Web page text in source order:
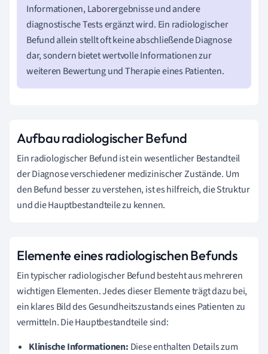
Informationen, Laborergebnisse und andere
diagnostische Tests ergänzt wird. Ein radiologischer
Befund allein stellt oft keine abschließende Diagnose
dar, sondern bietet wertvolle Informationen zur
weiteren Bewertung und Therapie eines Patienten.
Aufbau radiologischer Befund
Ein radiologischer Befund ist ein wesentlicher Bestandteil
der Diagnose verschiedener medizinischer Zustände. Um
den Befund besser zu verstehen, ist es hilfreich, die Struktur
und die Hauptbestandteile zu kennen.
Elemente eines radiologischen Befunds
Ein typischer radiologischer Befund besteht aus mehreren
wichtigen Elementen. Jedes dieser Elemente trägt dazu bei,
ein klares Bild des Gesundheitszustands eines Patienten zu
vermitteln. Die Hauptbestandteile sind:
Klinische Informationen: Diese enthalten Details zum